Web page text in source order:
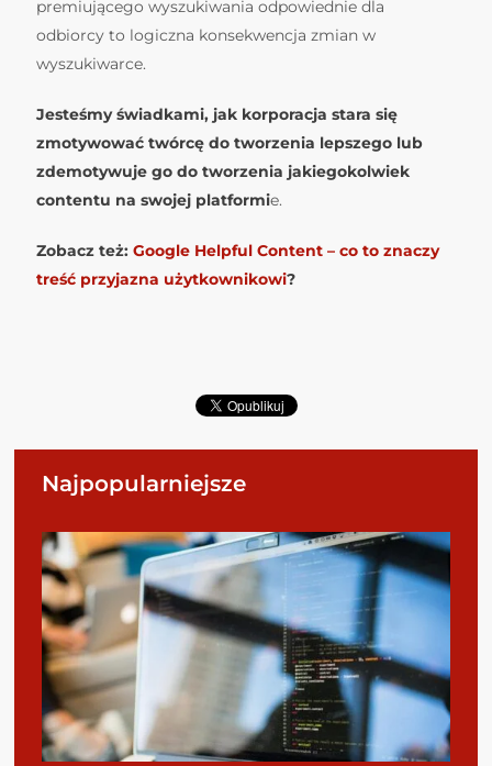
premiującego wyszukiwania odpowiednie dla
odbiorcy to logiczna konsekwencja zmian w
wyszukiwarce.
Jesteśmy świadkami, jak korporacja stara się
zmotywować twórcę do tworzenia lepszego lub
zdemotywuje go do tworzenia jakiegokolwiek
contentu na swojej platformie.
Zobacz też: Google Helpful Content – co to znaczy
treść przyjazna użytkownikowi?
Najpopularniejsze